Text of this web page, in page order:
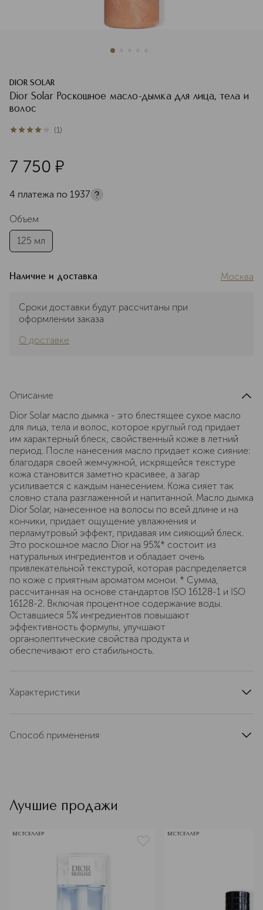
DIOR SOLAR
Dior Solar Роскошное масло-дымка для лица, тела и
волос
4из 51 (1)
7 750 ¤
4 платежа по 1937
Объем
125 мл
Наличие и доставка Москва
Сроки доставки будут рассчитаны при
оформлении заказа
О доставке
Описание
Dior Solar масло дымка - это блестящее сухое масло
для лица, тела и волос, которое круглый год придает
им характерный блеск, свойственный коже в летний
период. После нанесения масло придает коже сияние:
благодаря своей жемчужной, искрящейся текстуре
кожа становится заметно красивее, а загар
усиливается с каждым нанесением. Кожа сияет так
словно стала разглаженной и напитанной. Масло дымка
Dior Solar, нанесенное на волосы по всей длине и на
кончики, придает ощущение увлажнения и
перламутровый эффект, придавая им сияющий блеск.
Это роскошное масло Dior на 95%* состоит из
натуральных ингредиентов и обладает очень
привлекательной текстурой, которая распределяется
по коже с приятным ароматом монои. * Сумма,
рассчитанная на основе стандартов ISO 16128-1 и ISO
16128-2. Включая процентное содержание воды.
Оставшиеся 5% ингредиентов повышают
эффективность формулы, улучшают
органолептические свойства продукта и
обеспечивают его стабильность.
Характеристики
область применения
Способ применения
Лучшие продажи
БЕСТСЕЛЛЕР БЕСТСЕЛЛЕР